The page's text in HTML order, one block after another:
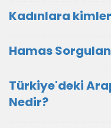
Kadınlara
Hamas
Türkiye'deki
Nedir?